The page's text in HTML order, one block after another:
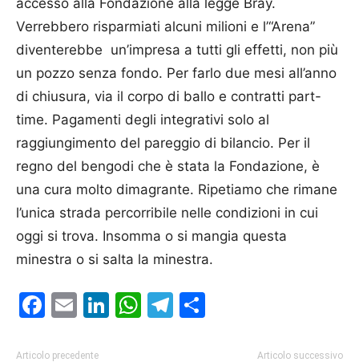
accesso alla Fondazione alla legge Bray.
Verrebbero risparmiati alcuni milioni e l’“Arena”
diventerebbe un’impresa a tutti gli effetti, non più
un pozzo senza fondo. Per farlo due mesi all’anno
di chiusura, via il corpo di ballo e contratti part-
time. Pagamenti degli integrativi solo al
raggiungimento del pareggio di bilancio. Per il
regno del bengodi che è stata la Fon­dazione, è
una cura molto dimagrante. Ripetiamo che rimane
l’unica strada percorribile nelle condizioni in cui
oggi si trova. Insomma o si mangia questa
minestra o si salta la minestra.
Facebook
EmailLinkedIn
WhatsApp
Telegram
Articolo precedente Articolo successivo